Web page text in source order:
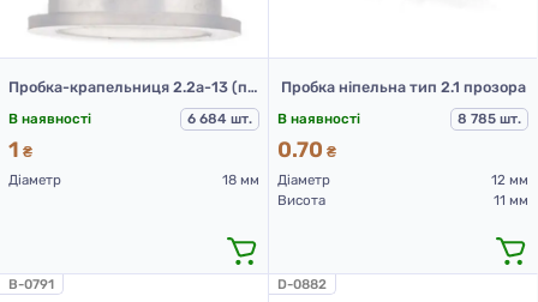
Пробка-крапельниця 2.2а-13 (прозорий)
В наявності 6 684 шт.
1 ₴
Діаметр
18 мм
Пробка ніпельна тип 2.1 прозора
В наявності 8 785 шт.
0.70 ₴
Діаметр
12 мм
Висота
11 мм
B-0791 D-0882